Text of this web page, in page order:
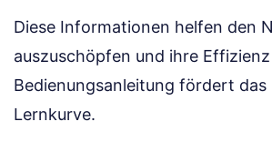
Diese Informationen helfen den
auszuschöpfen und ihre
Bedienungsanleitung fördert
Lernkurve.